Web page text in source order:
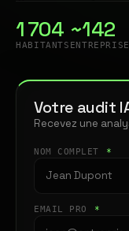
1 704
HABITANTS
~142
Votre audit
Recevez une
NOM COMPLET *
EMAIL PRO *